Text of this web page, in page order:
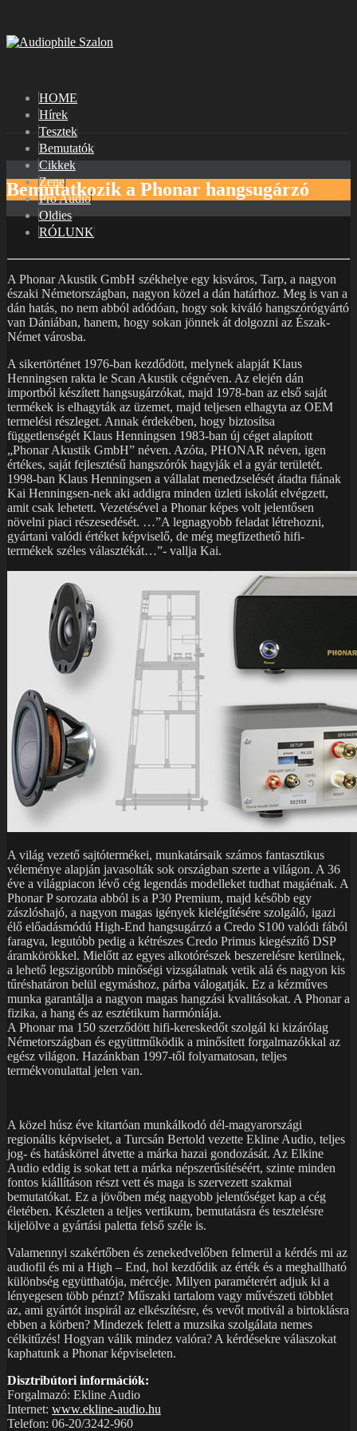
HOME
Hírek
Tesztek
Bemutatók
Cikkek
Zene
Pro Audio
Oldies
RÓLUNK
Bemutatkozik a Phonar hangsugárzó
A Phonar Akustik GmbH székhelye egy kisváros, Tarp, a nagyon
északi Németországban, nagyon közel a dán határhoz. Meg is van a
dán hatás, no nem abból adódóan, hogy sok kiváló hangszórógyártó
van Dániában, hanem, hogy sokan jönnek át dolgozni az Észak-
Német városba.
A sikertörténet 1976-ban kezdődött, melynek alapját Klaus
Henningsen rakta le Scan Akustik cégnéven. Az elején dán
importból készített hangsugárzókat, majd 1978-ban az első saját
termékek is elhagyták az üzemet, majd teljesen elhagyta az OEM
termelési részleget. Annak érdekében, hogy biztosítsa
függetlenségét Klaus Henningsen 1983-ban új céget alapított
„Phonar Akustik GmbH” néven. Azóta, PHONAR néven, igen
értékes, saját fejlesztésű hangszórók hagyják el a gyár területét.
1998-ban Klaus Henningsen a vállalat menedzselését átadta fiának
Kai Henningsen-nek aki addigra minden üzleti iskolát elvégzett,
amit csak lehetett. Vezetésével a Phonar képes volt jelentősen
növelni piaci részesedését. …”A legnagyobb feladat létrehozni,
gyártani valódi értéket képviselő, de még megfizethető hifi-
termékek széles választékát…”- vallja Kai.
A világ vezető sajtótermékei, munkatársaik számos fantasztikus
véleménye alapján javasolták sok országban szerte a világon. A 36
éve a világpiacon lévő cég legendás modelleket tudhat magáénak. A
Phonar P sorozata abból is a P30 Premium, majd később egy
zászlóshajó, a nagyon magas igények kielégítésére szolgáló, igazi
élő előadásmódú High-End hangsugárzó a Credo S100 valódi fából
faragva, legutóbb pedig a kétrészes Credo Primus kiegészítő DSP
áramkörökkel. Mielőtt az egyes alkotórészek beszerelésre kerülnek,
a lehető legszigorúbb minőségi vizsgálatnak vetik alá és nagyon kis
tűréshatáron belül egymáshoz, párba válogatják. Ez a kézműves
munka garantálja a nagyon magas hangzási kvalitásokat. A Phonar a
fizika, a hang és az esztétikum harmóniája.
A Phonar ma 150 szerződött hifi-kereskedőt szolgál ki kizárólag
Németországban és együttműködik a minősített forgalmazókkal az
egész világon. Hazánkban 1997-től folyamatosan, teljes
termékvonulattal jelen van.
A közel húsz éve kitartóan munkálkodó dél-magyarországi
regionális képviselet, a Turcsán Bertold vezette Ekline Audio, teljes
jog- és hatáskörrel átvette a márka hazai gondozását. Az Elkine
Audio eddig is sokat tett a márka népszerűsítéséért, szinte minden
fontos kiállításon részt vett és maga is szervezett szakmai
bemutatókat. Ez a jövőben még nagyobb jelentőséget kap a cég
életében. Készleten a teljes vertikum, bemutatásra és tesztelésre
kijelölve a gyártási paletta felső széle is.
Valamennyi szakértőben és zenekedvelőben felmerül a kérdés mi az
audiofil és mi a High – End, hol kezdődik az érték és a meghallható
különbség együtthatója, mércéje. Milyen paraméterért adjuk ki a
lényegesen több pénzt? Műszaki tartalom vagy művészeti többlet
az, ami gyártót inspirál az elkészítésre, és vevőt motivál a birtoklásra
ebben a körben? Mindezek felett a muzsika szolgálata nemes
célkitűzés! Hogyan válik mindez valóra? A kérdésekre válaszokat
kaphatunk a Phonar képviseleten.
Disztribútori információk:
Forgalmazó: Ekline Audio
Internet: www.ekline-audio.hu
Telefon: 06-20/3242-960